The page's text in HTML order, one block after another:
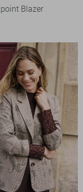
Blazer